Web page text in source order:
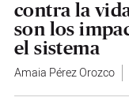
contra la
son los
el sistema
Amaia Pérez Orozco